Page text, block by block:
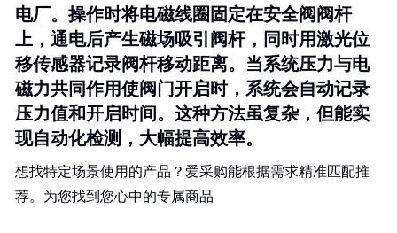
电厂。操作时将电磁线圈固定在安全阀阀杆
上，通电后产生磁场吸引阀杆，同时用激光位
移传感器记录阀杆移动距离。当系统压力与电
磁力共同作用使阀门开启时，系统会自动记录
压力值和开启时间。这种方法虽复杂，但能实
现自动化检测，大幅提高效率。
想找特定场景使用的产品？爱采购能根据需求精准匹配推
荐。为您找到您心中的专属商品